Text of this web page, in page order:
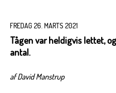
FREDAG 26. MARTS 2021
Tågen var heldigvis lettet,
antal.
af David Manstrup